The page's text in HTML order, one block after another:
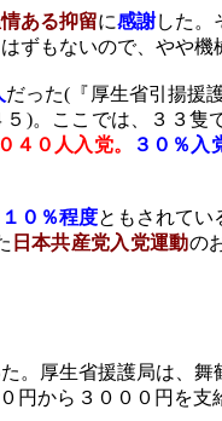
ある抑留に感謝した。
ずもないので、 やや機
だった( 『厚生省引揚援
)。ここでは、３３隻
４０人入党。 ３０％入
０％程度ともされてい
日本共産党入党運動の
。 厚生省援護局は、舞
円から３０００円を支